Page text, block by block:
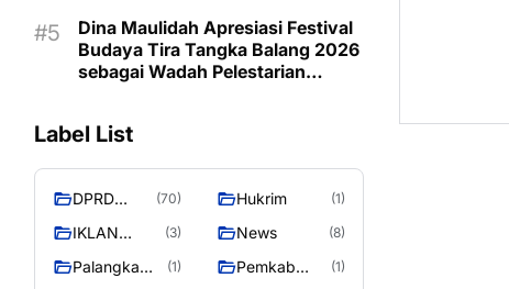
Dina Maulidah Apresiasi Festival
Budaya Tira Tangka Balang 2026
sebagai Wadah Pelestarian
Label List
DPRD
RAYA
(70) Hukrim (1)
IKLAN
MURA
(3) News (8)
Palangka
(1)
Pemkab
(1)